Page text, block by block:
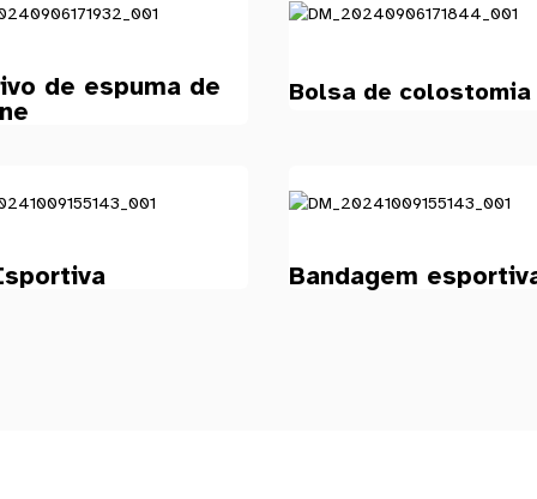
de espuma de
Bolsa de colostomia
Bandagem